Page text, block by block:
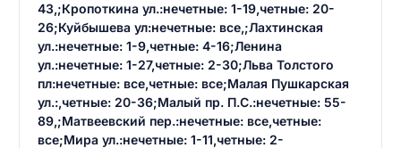
43,;Кропоткина ул.:нечетные: 1-19,четные: 20-
26;Куйбышева ул:нечетные: все,;Лахтинская
ул.:нечетные: 1-9,четные: 4-16;Ленина
ул.:нечетные: 1-27,четные: 2-30;Льва Толстого
пл:нечетные: все,четные: все;Малая Пушкарская
ул.:,четные: 20-36;Малый пр. П.С.:нечетные: 55-
89,;Матвеевский пер.:нечетные: все,четные:
все;Мира ул.:нечетные: 1-11,четные: 2-